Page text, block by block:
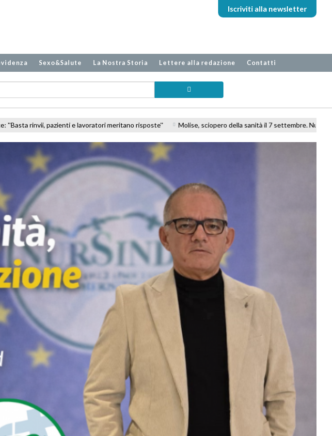
Iscriviti alla newsletter
Sexo&Salute La Nostra Storia Lettere alla redazione Contatti
meritano risposte'' Molise, sciopero della sanità il 7 settembre. NurSind, CISL FP e FIALS: ''Organici al